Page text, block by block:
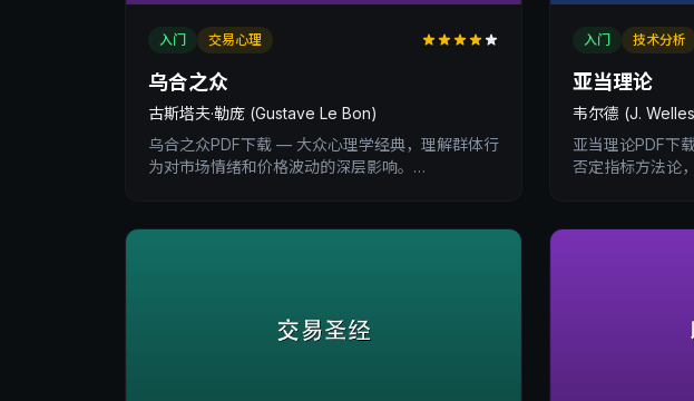
入门 交易心理
乌合之众
古斯塔夫·勒庞 (Gustave Le Bon)
乌合之众PDF下载 — 大众心理学经典，理解群体行
为对市场情绪和价格波动的深层影响。
入门 技术分析
亚当理论
韦尔德 (J.
亚当理论PDF下
否定指标方法论